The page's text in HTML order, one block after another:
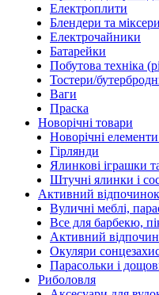
Електроплити
Блендери та міксери
Електрочайники
Батарейки
Побутова техніка
Тостери/
Ваги
Праска
Новорічні товари
Новорічні
Гірлянди
Ялинкові іграшки
Штучні ялинки і
Активний
Вуличні меблі,
Все для барбекю,
Активний
Окуляри
Парасольки і
Риболовля